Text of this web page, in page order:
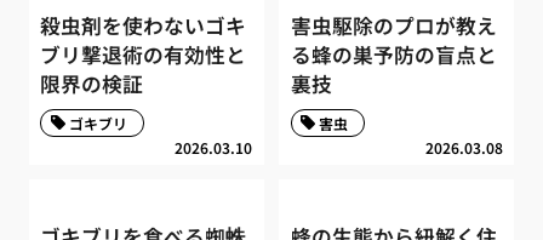
殺虫剤を使わないゴキ
ブリ撃退術の有効性と
限界の検証
2026.03.10
ゴキブリ
害虫駆除のプロが教え
る蜂の巣予防の盲点と
裏技
2026.03.08
害虫